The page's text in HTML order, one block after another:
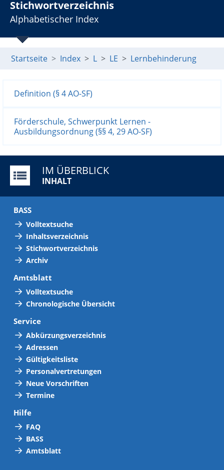
Stichwortverzeichnis
Alphabetischer Index
Startseite Index L LE Lernbehinderung
Definition (§ 4 AO-SF)
Förderschule, Schwerpunkt Lernen -
Ausbildungsordnung (§§ 4, 29 AO-SF)
IM ÜBERBLICK
INHALT
BASS
Volltextsuche
Inhaltsverzeichnis
Stichwortverzeichnis
Archiv
Amtsblatt
Volltextsuche
Chronologische Übersicht
Service
Abkürzungsverzeichnis
Adressen
Gültigkeitsliste
Personalvertretungen
Neue Vorschriften
Termine
Hilfe
FAQ
BASS
Amtsblatt